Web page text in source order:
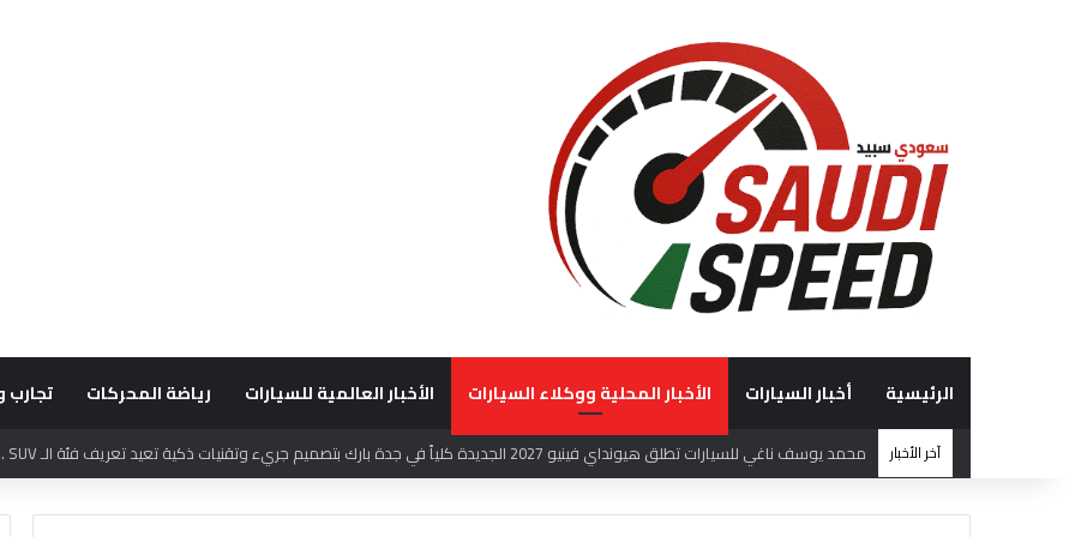
الرئيسية أخبار السيارات الأخبار المحلية ووكلاء السيارات الأخبار العالمية للسيارات رياضة المحركات تجارب
آخر الأخبار فريق هوندا السعودية (HRS)يختتم بطولة السعودية تويوتا صعود الهضبة بإنجازات مميزة